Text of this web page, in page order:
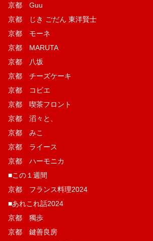
京都 Guu
京都 じき ごだん 東洋賢士
京都 モーネ
京都 MARUTA
京都 八坂
京都 チーズケーキ
京都 コピエ
京都 喫茶フロント
京都 滔々と、
京都 みこ
京都 ライース
京都 ハーモニカ
■この１週間
京都 フランス料理2024
■あれこれ話2024
京都 獨歩
京都 鍵善良房